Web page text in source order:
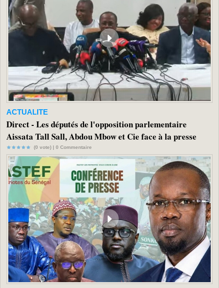
ACTUALITE
Direct - Les députés de l'opposition parlementaire
Aissata Tall Sall, Abdou Mbow et Cie face à la presse
(0 vote) | 0 Commentaire